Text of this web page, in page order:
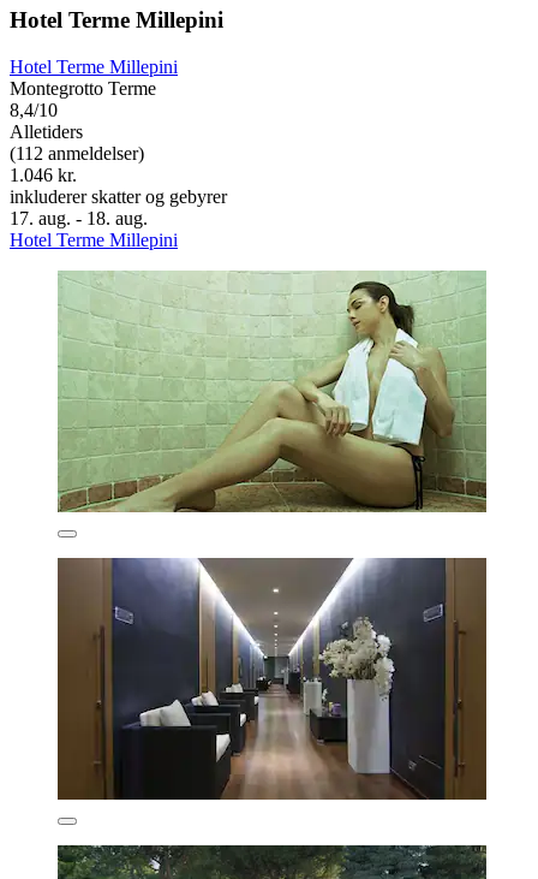
Hotel Terme Millepini
Hotel Terme Millepini
Montegrotto Terme
8,4/10
Alletiders
(112 anmeldelser)
1.046 kr.
inkluderer skatter og gebyrer
17. aug. - 18. aug.
Hotel Terme Millepini